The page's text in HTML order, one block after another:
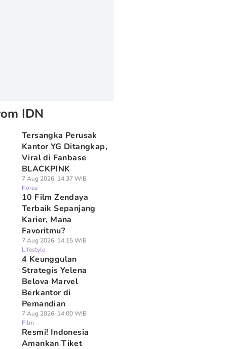
IDN
Tersangka Perusak
Kantor YG Ditangkap,
Viral di Fanbase
BLACKPINK
7 Aug 2026, 14:37 WIB
Korea
10 Film Zendaya
Terbaik Sepanjang
Karier, Mana
Favoritmu?
7 Aug 2026, 14:15 WIB
Lifestyle
4 Keunggulan
Strategis Yelena
Belova Marvel
Berkantor di
Pemandian
7 Aug 2026, 14:00 WIB
Film
Resmi! Indonesia
Amankan Tiket